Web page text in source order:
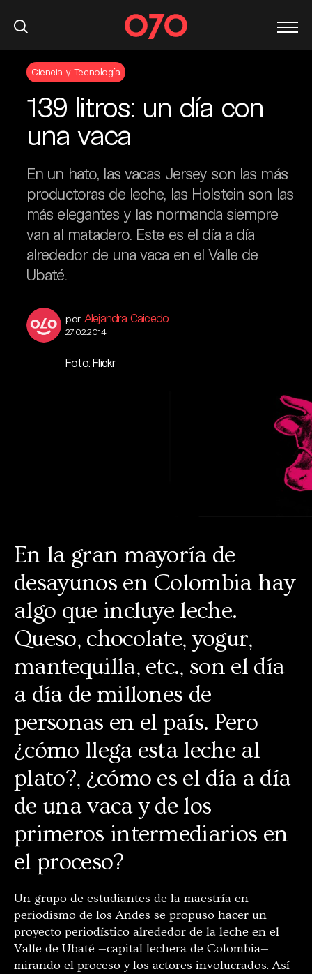
Ciencia y Tecnología
139 litros: un día con
una vaca
En un hato, las vacas Jersey son las más
productoras de leche, las Holstein son las
más elegantes y las normanda siempre
van al matadero. Este es el día a día
alrededor de una vaca en el Valle de
Ubaté.
por Alejandra Caicedo
27.02.2014
Foto: Flickr
En la gran mayoría de
desayunos en Colombia hay
algo que incluye leche.
Queso, chocolate, yogur,
mantequilla, etc., son el día
a día de millones de
personas en el país. Pero
¿cómo llega esta leche al
plato?, ¿cómo es el día a día
de una vaca y de los
primeros intermediarios en
el proceso?
Un grupo de estudiantes de la maestría en
periodismo de los Andes se propuso hacer un
proyecto periodístico alrededor de la leche en el
Valle de Ubaté —capital lechera de Colombia—
mirando el proceso y los actores involucrados. Así